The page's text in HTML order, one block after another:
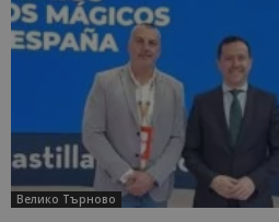
Велико Търново